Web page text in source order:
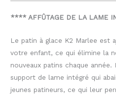
**** AFFÛTAGE DE LA LAME
Le patin à glace K2 Marlee est
votre enfant, ce qui élimine la
nouveaux patins chaque
support de lame intégré qui
jeunes patineurs, ce qui leur